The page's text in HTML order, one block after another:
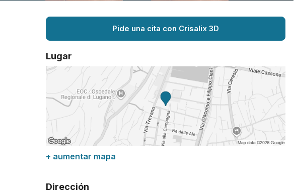
Pide una cita con Crisalix 3D
Lugar
+ aumentar mapa
Dirección